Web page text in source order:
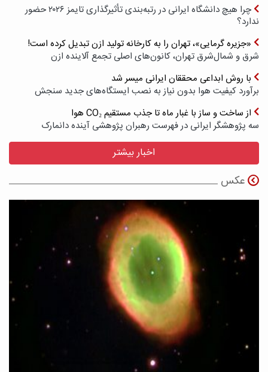
چرا هیچ دانشگاه ایرانی در رتبه‌بندی تأثیرگذاری تایمز ۲۰۲۶ حضور
ندارد؟
«جزیره گرمایی»، تهران را به کارخانه تولید ازن تبدیل کرده است!
شرق و شمال‌شرق تهران، کانون‌های اصلی تجمع آلاینده ازن
با روش ابداعی محققان ایرانی میسر شد
برآورد کیفیت هوا بدون نیاز به نصب ایستگاه‌های جدید سنجش
از ساخت و ساز با غبار ماه تا جذب مستقیم CO₂ هوا
سه پژوهشگر ایرانی در فهرست رهبران پژوهشی آینده دانمارک
اخبار بیشتر
عکس